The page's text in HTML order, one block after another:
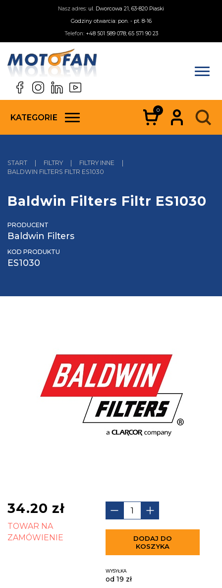
Nasz adres: ul. Dworcowa 21, 63-820 Piaski
Godziny otwarcia: pon. - pt. 8-16
Telefon: +48 501 589 078; 65 571 90 23
KATEGORIE
0
START | FILTRY | FILTRY INNE
|
BALDWIN FILTERS FILTR ES1030
Baldwin Filters Filtr ES1030
PRODUCENT
Baldwin Filters
KOD PRODUKTU
ES1030
34.20 zł
TOWAR NA
ZAMÓWIENIE
DODAJ DO
KOSZYKA
WYSYŁKA
od 19 zł